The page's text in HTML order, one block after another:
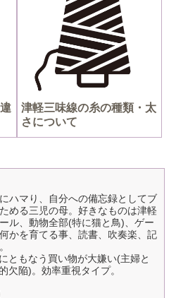
津軽三味線の糸の種類・太
さについて
ハマり、自分への備忘録としてブ
める三児の母。好きなものは津軽
ル、動物全部(特に猫と鳥)、ゲー
かを育てる事、読書、吹奏楽、記
ともなう買い物が大嫌い(主婦と
欠陥)。効率重視タイプ。